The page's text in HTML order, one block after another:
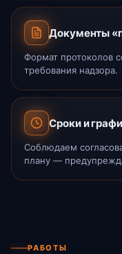
Документы
Формат протоколов
требования надзора.
Сроки и
Соблюдаем
плану —
РАБОТЫ